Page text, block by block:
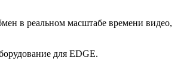
в реальном масштабе времени видео,
для EDGE.